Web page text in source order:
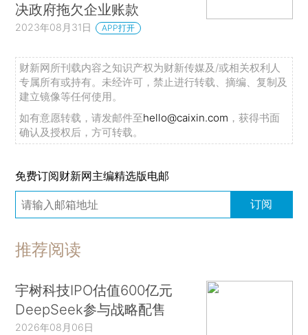
决政府拖欠企业账款
2023年08月31日 APP打开
财新网所刊载内容之知识产权为财新传媒及/或相关权利人
专属所有或持有。未经许可，禁止进行转载、摘编、复制及
建立镜像等任何使用。
如有意愿转载，请发邮件至hello@caixin.com ，获得书面
确认及授权后，方可转载。
免费订阅财新网主编精选版电邮
订阅
推荐阅读
宇树科技IPO估值600亿元
DeepSeek参与战略配售
2026年08月06日